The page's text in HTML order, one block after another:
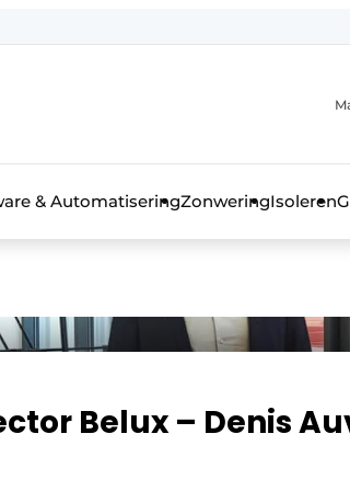
glas & daken
& AutomatiseringZonweringIsoleren
Belux – Denis